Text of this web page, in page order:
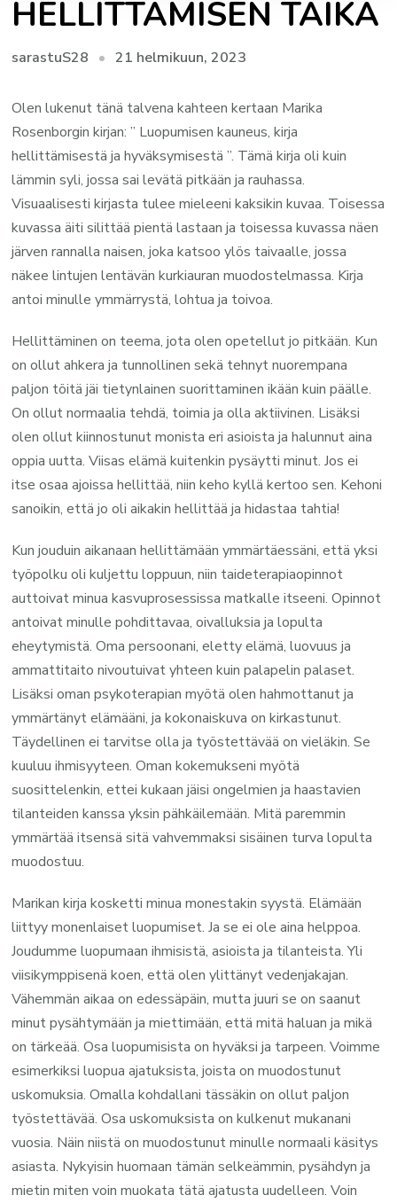
HELLITTÄMISEN TAIKA
sarastuS28 21 helmikuun, 2023
Olen lukenut tänä talvena kahteen kertaan Marika
Rosenborgin kirjan: ” Luopumisen kauneus, kirja
hellittämisestä ja hyväksymisestä ”. Tämä kirja oli kuin
lämmin syli, jossa sai levätä pitkään ja rauhassa.
Visuaalisesti kirjasta tulee mieleeni kaksikin kuvaa. Toisessa
kuvassa äiti silittää pientä lastaan ja toisessa kuvassa näen
järven rannalla naisen, joka katsoo ylös taivaalle, jossa
näkee lintujen lentävän kurkiauran muodostelmassa. Kirja
antoi minulle ymmärrystä, lohtua ja toivoa.
Hellittäminen on teema, jota olen opetellut jo pitkään. Kun
on ollut ahkera ja tunnollinen sekä tehnyt nuorempana
paljon töitä jäi tietynlainen suorittaminen ikään kuin päälle.
On ollut normaalia tehdä, toimia ja olla aktiivinen. Lisäksi
olen ollut kiinnostunut monista eri asioista ja halunnut aina
oppia uutta. Viisas elämä kuitenkin pysäytti minut. Jos ei
itse osaa ajoissa hellittää, niin keho kyllä kertoo sen. Kehoni
sanoikin, että jo oli aikakin hellittää ja hidastaa tahtia!
Kun jouduin aikanaan hellittämään ymmärtäessäni, että yksi
työpolku oli kuljettu loppuun, niin taideterapiaopinnot
auttoivat minua kasvuprosessissa matkalle itseeni. Opinnot
antoivat minulle pohdittavaa, oivalluksia ja lopulta
eheytymistä. Oma persoonani, eletty elämä, luovuus ja
ammattitaito nivoutuivat yhteen kuin palapelin palaset.
Lisäksi oman psykoterapian myötä olen hahmottanut ja
ymmärtänyt elämääni, ja kokonaiskuva on kirkastunut.
Täydellinen ei tarvitse olla ja työstettävää on vieläkin. Se
kuuluu ihmisyyteen. Oman kokemukseni myötä
suosittelenkin, ettei kukaan jäisi ongelmien ja haastavien
tilanteiden kanssa yksin pähkäilemään. Mitä paremmin
ymmärtää itsensä sitä vahvemmaksi sisäinen turva lopulta
muodostuu.
Marikan kirja kosketti minua monestakin syystä. Elämään
liittyy monenlaiset luopumiset. Ja se ei ole aina helppoa.
Joudumme luopumaan ihmisistä, asioista ja tilanteista. Yli
viisikymppisenä koen, että olen ylittänyt vedenjakajan.
Vähemmän aikaa on edessäpäin, mutta juuri se on saanut
minut pysähtymään ja miettimään, että mitä haluan ja mikä
on tärkeää. Osa luopumisista on hyväksi ja tarpeen. Voimme
esimerkiksi luopua ajatuksista, joista on muodostunut
uskomuksia. Omalla kohdallani tässäkin on ollut paljon
työstettävää. Osa uskomuksista on kulkenut mukanani
vuosia. Näin niistä on muodostunut minulle normaali käsitys
asiasta. Nykyisin huomaan tämän selkeämmin, pysähdyn ja
mietin miten voin muokata tätä ajatusta uudelleen. Voin